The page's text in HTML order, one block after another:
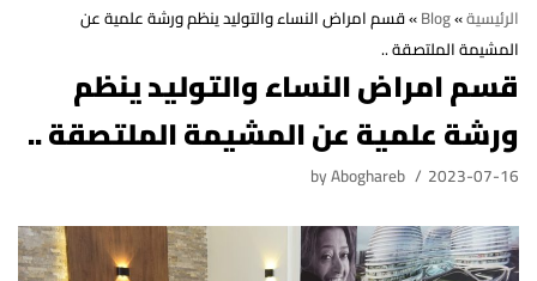
الرئيسية
عن الكلية
الرؤية والرسالة
الهيكل التنظيمي
الأقسام العلمية
شئون التعليم والطلاب
هيئة التدريس
الرئيسية»
Blog
»قسم امراض النساء والتوليد ينظم ورشة علمية عن
المشيمة الملتصقة ..
قسم امراض النساء والتوليد ينظم
ورشة علمية عن المشيمة الملتصقة ..
byAboghareb 2023-07-16